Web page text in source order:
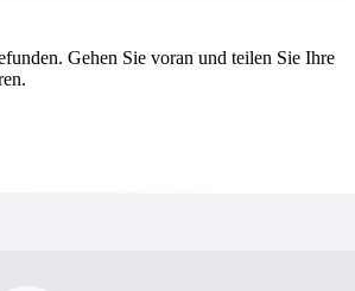
Gehen Sie voran und teilen Sie Ihre